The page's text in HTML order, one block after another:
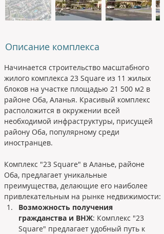
Описание комплекса
Начинается строительство масштабного
жилого комплекса 23 Square из 11 жилых
блоков на участке площадью 21 500 м2 в
районе Оба, Аланья. Красивый комплекс
расположится в окружении всей
необходимой инфраструктуры, присущей
району Оба, популярному среди
иностранцев.
Комплекс "23 Square" в Аланье, районе
Оба, предлагает уникальные
преимущества, делающие его наиболее
привлекательным на рынке недвижимости:
Возможность получения
гражданства и ВНЖ: Комплекс "23
Square" предлагает удобный путь к